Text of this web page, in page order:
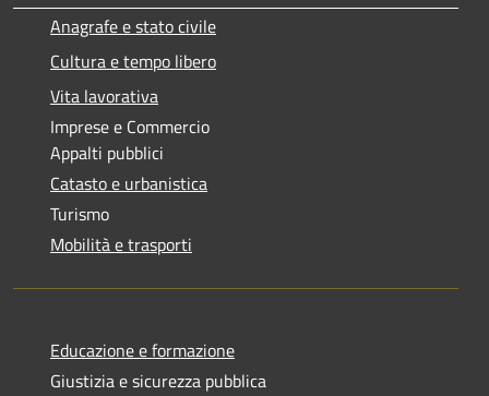
Anagrafe e stato civile
Cultura e tempo libero
Vita lavorativa
Imprese e Commercio
Appalti pubblici
Catasto e urbanistica
Turismo
Mobilità e trasporti
Educazione e formazione
Giustizia e sicurezza pubblica